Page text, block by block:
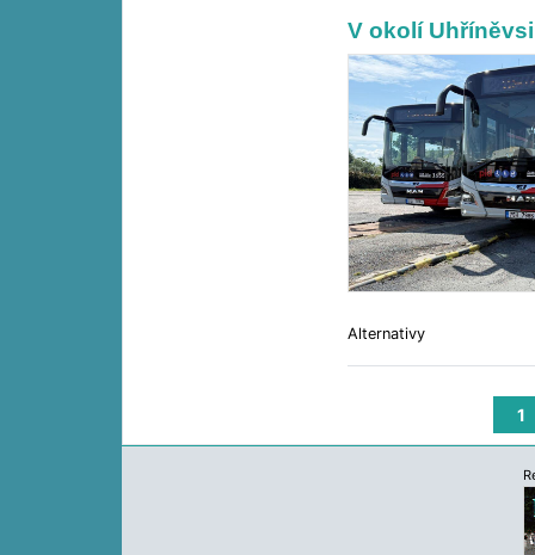
V okolí
Alternativy
1